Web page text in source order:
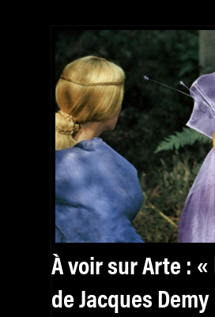
À voir sur Arte : «
de Jacques Demy